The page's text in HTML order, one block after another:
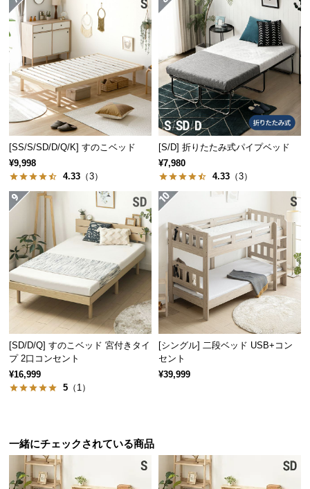
せ
ブ
ロ
グ
企
情
報
[SS/S/SD/D/Q/K] すのこベッド
¥9,998
4.33 （3）
[S/D] 折りたたみ式パイプベッド
¥7,980
4.33 （3）
[SD/D/Q] すのこベッド 宮付きタイ
プ 2口コンセント
¥16,999
5 （1）
[シングル] 二段ベッド USB+コン
セント
¥39,999
一緒にチェックされている商品